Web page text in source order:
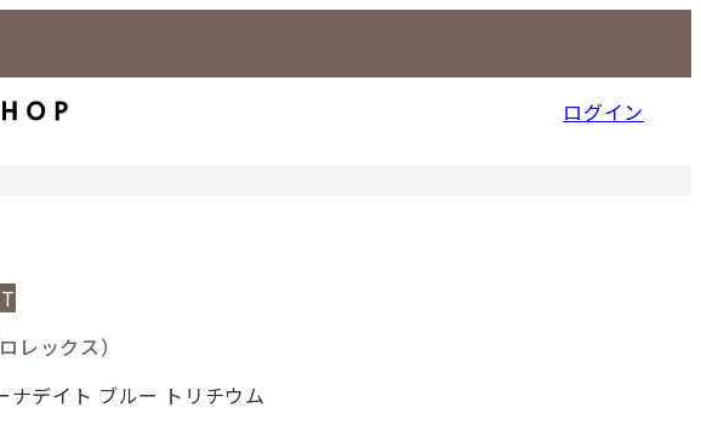
ログイン
レックス）
ナデイト ブルー トリチウム